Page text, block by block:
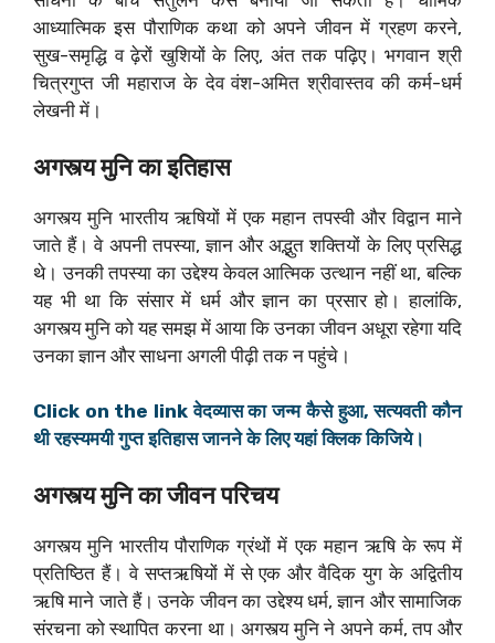
आध्यात्मिक इस पौराणिक कथा को अपने जीवन में ग्रहण करने,
सुख-समृद्धि व ढ़ेरों खुशियों के लिए, अंत तक पढ़िए। भगवान श्री
चित्रगुप्त जी महाराज के देव वंश-अमित श्रीवास्तव की कर्म-धर्म
लेखनी में।
अगस्त्य मुनि का इतिहास
अगस्त्य मुनि भारतीय ऋषियों में एक महान तपस्वी और विद्वान माने
जाते हैं। वे अपनी तपस्या, ज्ञान और अद्भुत शक्तियों के लिए प्रसिद्ध
थे। उनकी तपस्या का उद्देश्य केवल आत्मिक उत्थान नहीं था, बल्कि
यह भी था कि संसार में धर्म और ज्ञान का प्रसार हो। हालांकि,
अगस्त्य मुनि को यह समझ में आया कि उनका जीवन अधूरा रहेगा यदि
उनका ज्ञान और साधना अगली पीढ़ी तक न पहुंचे।
Click on the link वेदव्यास का जन्म कैसे हुआ, सत्यवती कौन
थी रहस्यमयी गुप्त इतिहास जानने के लिए यहां क्लिक किजिये।
अगस्त्य मुनि का जीवन परिचय
अगस्त्य मुनि भारतीय पौराणिक ग्रंथों में एक महान ऋषि के रूप में
प्रतिष्ठित हैं। वे सप्तऋषियों में से एक और वैदिक युग के अद्वितीय
ऋषि माने जाते हैं। उनके जीवन का उद्देश्य धर्म, ज्ञान और सामाजिक
संरचना को स्थापित करना था। अगस्त्य मुनि ने अपने कर्म, तप और